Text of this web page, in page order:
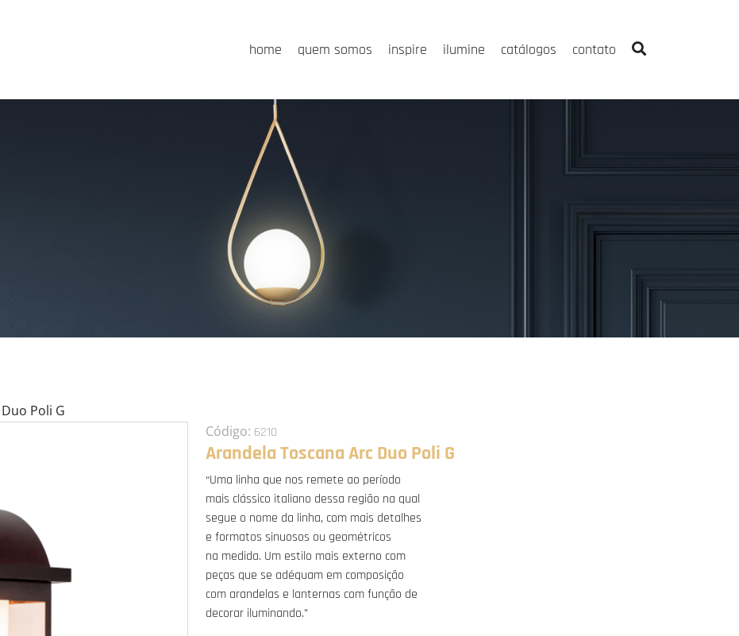
home quem somos inspire ilumine catálogos contato
Poli G
Código: 6210
Arandela Toscana Arc Duo Poli G
“Uma linha que nos remete ao período
mais clássico italiano dessa região na qual
segue o nome da linha, com mais detalhes
e formatos sinuosos ou geométricos
na medida. Um estilo mais externo com
peças que se adéquam em composição
com arandelas e lanternas com função de
decorar iluminando.”